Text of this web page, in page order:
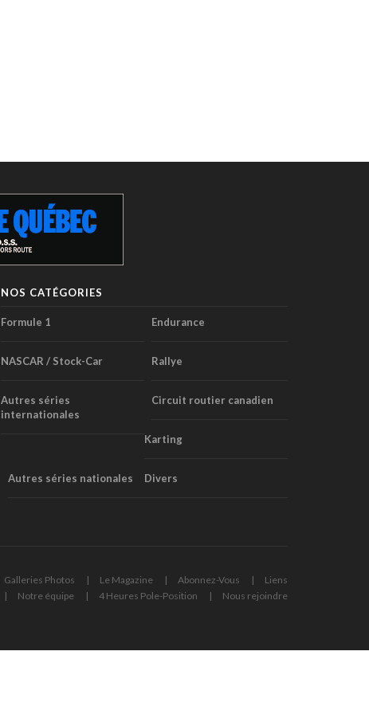
NOS CATÉGORIES
Formule 1 Endurance
NASCAR / Stock-Car Rallye
Autres séries
internationales
Circuit routier canadien
Karting
Autres séries nationales Divers
Galleries Photos Le Magazine Abonnez-Vous
Liens
Notre équipe 4 Heures Pole-Position Nous rejoindre